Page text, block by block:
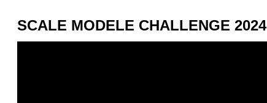
SCALE MODELE CHALLENGE 2024